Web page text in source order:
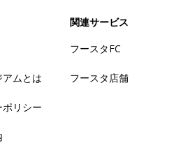
ムとは
リシー
関連サービス
フースタFC
フースタ店舗